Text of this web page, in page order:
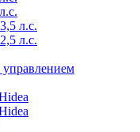
л.с.
л.с.